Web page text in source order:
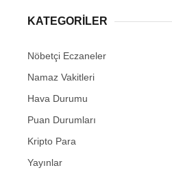
KATEGORİLER
Nöbetçi Eczaneler
Namaz Vakitleri
Hava Durumu
Puan Durumları
Kripto Para
Yayınlar